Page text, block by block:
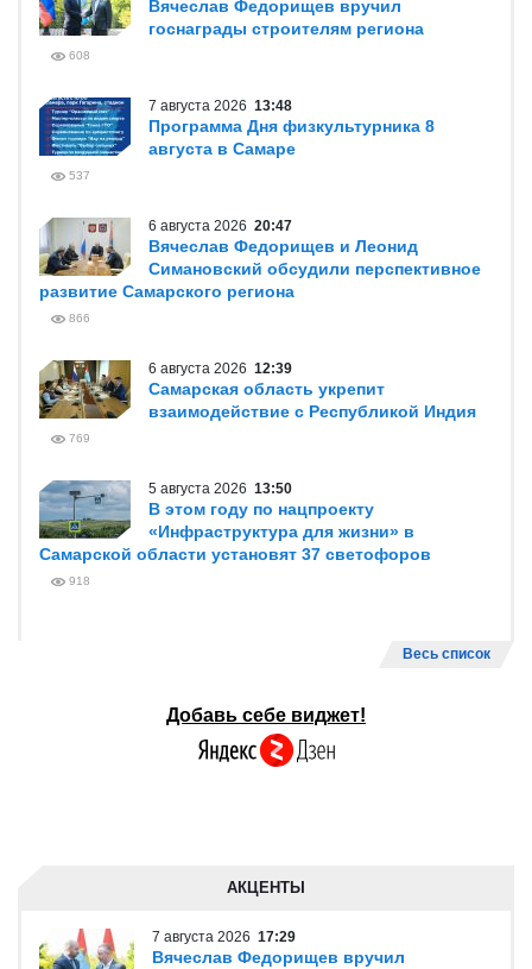
Вячеслав Федорищев вручил
госнаграды строителям региона
608
7 августа 2026 13:48
Программа Дня физкультурника 8
августа в Самаре
537
6 августа 2026 20:47
Вячеслав Федорищев и Леонид
Симановский обсудили перспективное
развитие Самарского региона
866
6 августа 2026 12:39
Самарская область укрепит
взаимодействие с Республикой Индия
769
5 августа 2026 13:50
В этом году по нацпроекту
«Инфраструктура для жизни» в
Самарской области установят 37 светофоров
918
Весь список
Добавь себе виджет!
АКЦЕНТЫ
7 августа 2026 17:29
Вячеслав Федорищев вручил